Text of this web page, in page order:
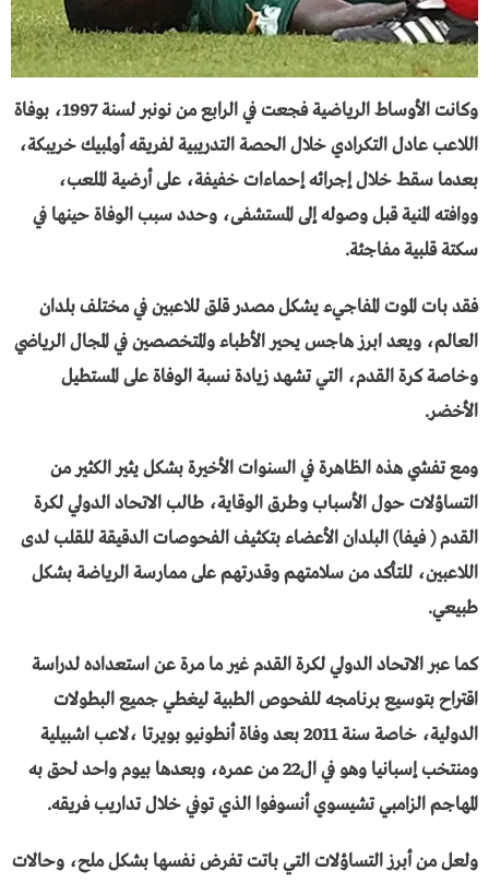
وكانت الأوساط الرياضية فجعت في الرابع من نونبر لسنة 1997، بوفاة
اللاعب عادل التكرادي خلال الحصة التدريبية لفريقه أولمبيك خريبكة،
بعدما سقط خلال إجرائه إحماءات خفيفة، على أرضية الملعب،
ووافته المنية قبل وصوله إلى المستشفى، وحدد سبب الوفاة حينها في
سكتة قلبية مفاجئة.
فقد بات الموت المفاجيء يشكل مصدر قلق للاعبين في مختلف بلدان
العالم، ويعد ابرز هاجس يحير الأطباء والمتخصصين في المجال الرياضي
وخاصة كرة القدم، التي تشهد زيادة نسبة الوفاة على المستطيل
الأخضر.
ومع تفشي هذه الظاهرة في السنوات الأخيرة بشكل يثير الكثير من
التساؤلات حول الأسباب وطرق الوقاية، طالب الاتحاد الدولي لكرة
القدم ( فيفا) البلدان الأعضاء بتكثيف الفحوصات الدقيقة للقلب لدى
اللاعبين، للتأكد من سلامتهم وقدرتهم على ممارسة الرياضة بشكل
طبيعي.
كما عبر الاتحاد الدولي لكرة القدم غير ما مرة عن استعداده لدراسة
اقتراح بتوسيع برنامجه للفحوص الطبية ليغطي جميع البطولات
الدولية، خاصة سنة 2011 بعد وفاة أنطونيو بويرتا ،لاعب اشبيلية
ومنتخب إسبانيا وهو في ال22 من عمره، وبعدها بيوم واحد لحق به
المهاجم الزامبي تشيسوي أنسوفوا الذي توفي خلال تداريب فريقه.
ولعل من أبرز التساؤلات التي باتت تفرض نفسها بشكل ملح، وحالات